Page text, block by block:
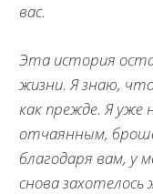
вас.
Эта история
жизни. Я знаю,
как прежде. Я уже
отчаянным,
благодаря вам, у
снова